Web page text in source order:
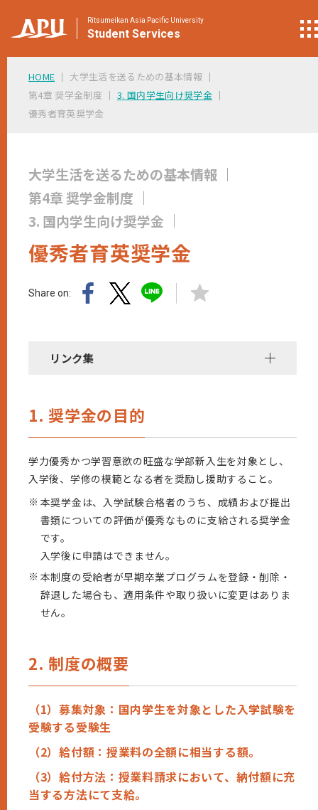
Ritsumeikan Asia Pacific University
Student Services
HOME
大学生活を送るための基本情報
第4章 奨学金制度
3. 国内学生向け奨学金
優秀者育英奨学金
大学生活を送るための基本情報
第4章 奨学金制度
3. 国内学生向け奨学金
優秀者育英奨学金
Share on:
リンク集
1. 奨学金の目的
学力優秀かつ学習意欲の旺盛な学部新入生を対象とし、
入学後、学修の模範となる者を奨励し援助すること。
※ 本奨学金は、入学試験合格者のうち、成績および提出
書類についての評価が優秀なものに支給される奨学金
です。
入学後に申請はできません。
※ 本制度の受給者が早期卒業プログラムを登録・削除・
辞退した場合も、適用条件や取り扱いに変更はありま
せん。
2. 制度の概要
（1）募集対象：国内学生を対象とした入学試験を
受験する受験生
（2）給付額：授業料の全額に相当する額。
（3）給付方法：授業料請求において、納付額に充
当する方法にて支給。